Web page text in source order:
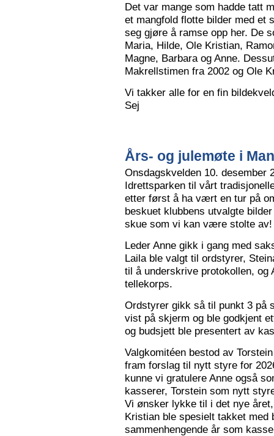
Det var mange som hadde tatt
et mangfold flotte bilder med et
seg gjøre å ramse opp her. De
Maria, Hilde, Ole Kristian,
Magne, Barbara og Anne.
Makrellstimen fra 2002 og Ole
Vi takker alle for en fin
Sej
Års- og julemøte i
Onsdagskvelden 10. desember
Idrettsparken til vårt
etter først å ha vært en tur på
beskuet klubbens utvalgte
skue som vi kan være stolte av!
Leder Anne gikk i gang med
Laila ble valgt til ordstyrer,
til å underskrive protokollen, og
tellekorps.
Ordstyrer gikk så til punkt 3 på
vist på skjerm og ble godkjent
og budsjett ble presentert av
Valgkomitéen bestod av
fram forslag til nytt styre for
kunne vi gratulere Anne også
kasserer, Torstein som nytt
Vi ønsker lykke til i det nye
Kristian ble spesielt takket med
sammenhengende år som